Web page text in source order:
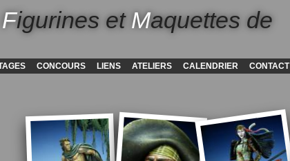
Figurines et Maquettes de
CONCOURS LIENS ATELIERS CALENDRIER CONTACT